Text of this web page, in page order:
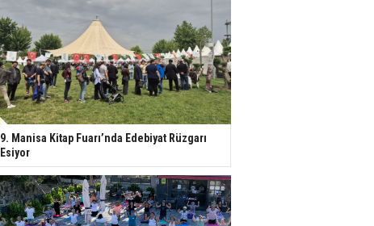
9. Manisa Kitap Fuarı’nda Edebiyat Rüzgarı
Esiyor